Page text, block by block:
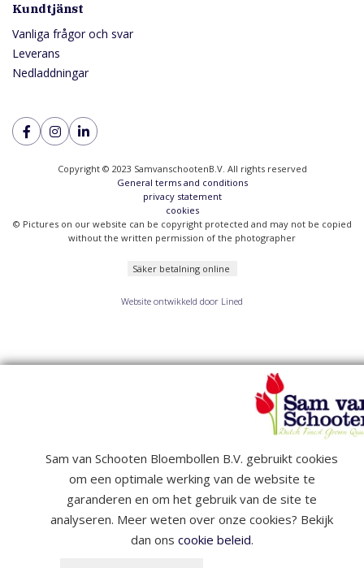
Kundtjänst
Vanliga frågor och svar
Leverans
Nedladdningar
Copyright © 2023 SamvanschootenB.V. All rights reserved
General terms and conditions
privacy statement
cookies
© Pictures on our website can be copyright protected and may not be copied
without the written permission of the photographer
Säker betalning online
Website ontwikkeld door Lined
Sam van Schooten Bloembollen B.V. gebruikt cookies
om een optimale werking van de website te
garanderen en om het gebruik van de site te
analyseren. Meer weten over onze cookies? Bekijk
dan ons cookie beleid.